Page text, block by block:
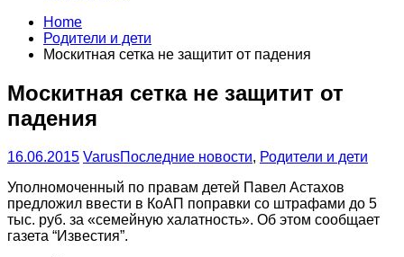
Home
Родители и дети
Москитная сетка не защитит от падения
Москитная сетка не защитит от
падения
16.06.2015 VarusПоследние новости, Родители и дети
Уполномоченный по правам детей Павел Астахов
предложил ввести в КоАП поправки со штрафами до 5
тыс. руб. за «семейную халатность». Об этом сообщает
газета “Известия”.